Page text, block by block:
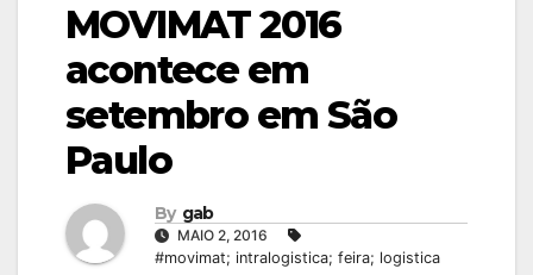
MOVIMAT 2016
acontece em
setembro em São
Paulo
By gab
MAIO 2, 2016
#movimat; intralogistica; feira; logistica